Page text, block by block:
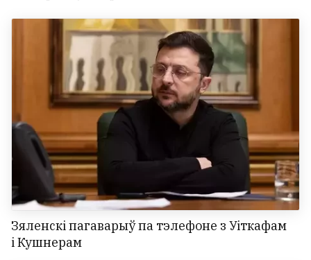
Зяленскі пагаварыў па тэлефоне з Уіткафам
і Кушнерам